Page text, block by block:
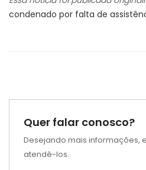
condenado por falta de
Quer falar conosco?
Desejando mais informações,
atendê-los.